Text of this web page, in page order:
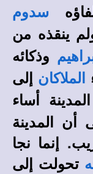
سدوم
ينقذه من
وذكائه
الملاكان إلى
أساء
أن المدينة
إنما نجا
تحولت إلى